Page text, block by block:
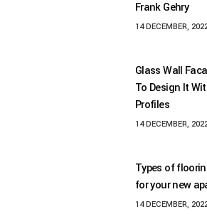
Frank Gehry
14 DECEMBER,
Glass Wall
To Design It
Profiles
14 DECEMBER,
Types of
for your new
14 DECEMBER,